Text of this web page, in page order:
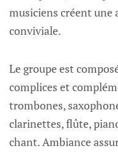
musiciens créent une
conviviale.
Le groupe est
complices et
trombones,
clarinettes, flûte,
chant. Ambiance